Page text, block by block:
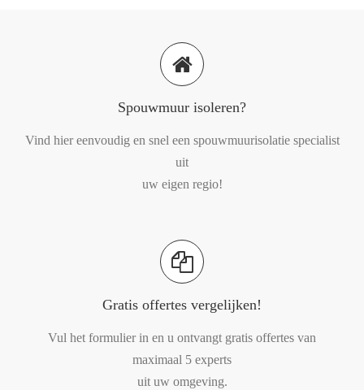
Spouwmuur isoleren?
Vind hier eenvoudig en snel een spouwmuurisolatie specialist
uit
uw eigen regio!
Gratis offertes vergelijken!
Vul het formulier in en u ontvangt gratis offertes van
maximaal 5 experts
uit uw omgeving.